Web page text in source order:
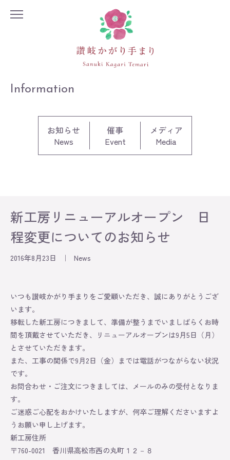
Information
Lesson
Original
Contact
Online Store
Information
お知らせ
News
催事
Event
メディア
Media
新工房リニューアルオープン 日
程変更についてのお知らせ
2016年8月23日 ｜ News
いつも讃岐かがり手まりをご愛顧いただき、誠にありがとうござ
います。
移転した新工房につきまして、準備が整うまでいましばらくお時
間を頂戴させていただき、リニューアルオープンは9月5日（月）
とさせていただきます。
また、工事の関係で9月2日（金）までは電話がつながらない状況
です。
お問合わせ・ご注文につきましては、メールのみの受付となりま
す。
ご迷惑ご心配をおかけいたしますが、何卒ご理解くださいますよ
うお願い申し上げます。
新工房住所
〒760-0021 香川県高松市西の丸町１２－８